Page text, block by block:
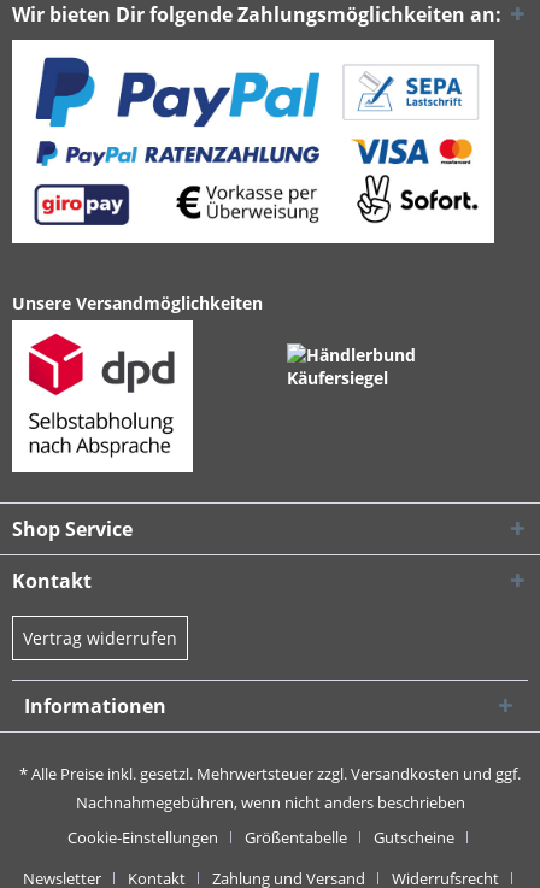
Wir bieten Dir folgende Zahlungsmöglichkeiten an:
Unsere Versandmöglichkeiten
Shop Service
Kontakt
Vertrag widerrufen
Informationen
* Alle Preise inkl. gesetzl. Mehrwertsteuer zzgl.Versandkosten und ggf.
Nachnahmegebühren, wenn nicht anders beschrieben
Cookie-Einstellungen
Größentabelle
Gutscheine
Newsletter
Kontakt Zahlung und Versand Widerrufsrecht